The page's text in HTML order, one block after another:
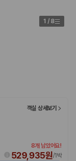
1 / 8
객실 상세보기
8개 남았어요!
529,935원/1박